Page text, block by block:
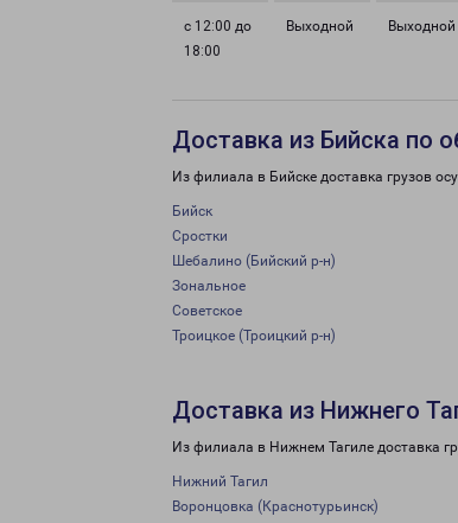
с 12:00 до
18:00
Выходной Выходной
Доставка из Бийска по
Из филиала в Бийске доставка грузов
Бийск
Сростки
Шебалино (Бийский р-н)
Зональное
Советское
Троицкое (Троицкий р-н)
Доставка из Нижнего
Из филиала в Нижнем Тагиле доставка
Нижний Тагил
Воронцовка (Краснотурьинск)